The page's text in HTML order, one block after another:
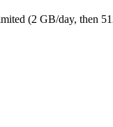
(2 GB/day, then